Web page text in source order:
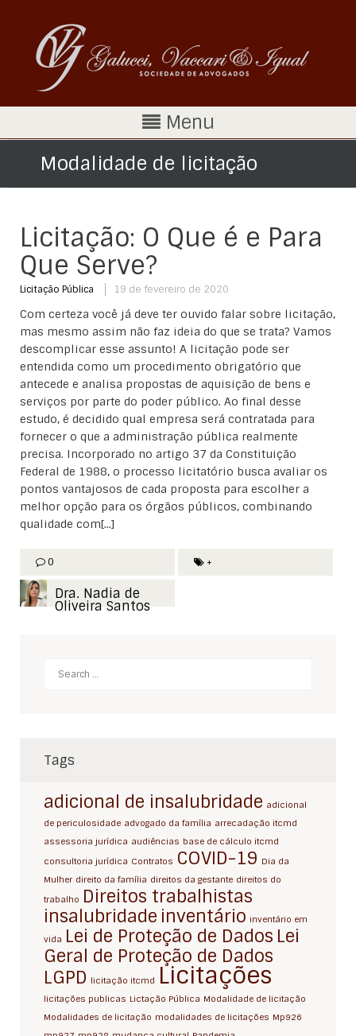
Menu
Modalidade de licitação
Licitação: O Que é e Para
Que Serve?
Licitação Pública 19 de fevereiro de 2020
Com certeza você já deve ter ouvido falar sobre licitação,
mas mesmo assim não faz ideia do que se trata? Vamos
descomplicar esse assunto! A licitação pode ser
entendida como um procedimento obrigatório que
antecede e analisa propostas de aquisição de bens e
serviços por parte do poder público. Ao final desse
estudo, é decidido qual empresa será contratada para
fornecer o que a administração pública realmente
precisa. Incorporado no artigo 37 da Constituição
Federal de 1988, o processo licitatório busca avaliar os
pontos vantajosos de cada proposta para escolher a
melhor opção para os órgãos públicos, combinando
qualidade com[...]
0 +
Dra. Nadia de
Oliveira Santos
Search
Tags
adicional de insalubridade adicional
de periculosidade advogado da família arrecadação itcmd
assessoria jurídica audiências base de cálculo itcmd
consultoria jurídica Contratos COVID-19 Dia da
Mulher direito da família direitos da gestante direitos do
trabalho Direitos trabalhistas
insalubridade inventário inventário em
vida Lei de Proteção de Dados Lei
Geral de Proteção de Dados
LGPD licitação itcmd Licitações
licitações publicas Lictação Pública Modalidade de licitação
Modalidades de licitação modalidades de licitações Mp926